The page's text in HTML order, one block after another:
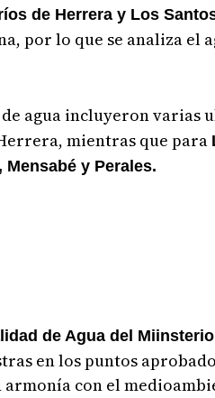
de Herrera y Los
por lo que se analiza el
agua incluyeron varias
mientras que para
y Perales.
de Agua del
en los puntos
con el